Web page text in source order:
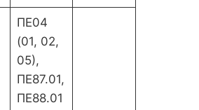
ΠΕ04
(01, 02,
05),
ΠΕ87.01,
ΠΕ88.01